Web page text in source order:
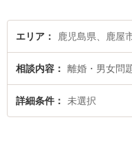
エリア 鹿児島県、鹿屋
相談内容 離婚・男女問
詳細条件 未選択